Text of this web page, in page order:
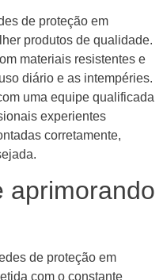
de proteção em
produtos de qualidade.
materiais resistentes e
diário e as intempéries.
uma equipe qualificada
experientes
corretamente,
aprimorando
de proteção em
com o constante